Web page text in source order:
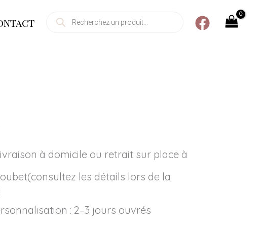
à domicile ou retrait sur place à
les détails lors de la
: 2–3 jours ouvrés